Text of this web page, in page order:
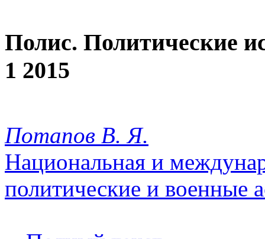
Полис. Политические
1 2015
Потапов В. Я.
Национальная и
политические и военные